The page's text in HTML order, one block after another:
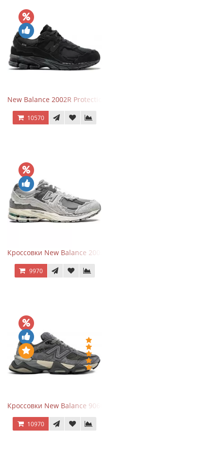
New Balance 2002R Protection Phantom Black
10570
Кроссовки New Balance 2002R Protection Pack Grey
9970
Кроссовки New Balance 9060 x Joe Freshgoods Dark Grey
10970